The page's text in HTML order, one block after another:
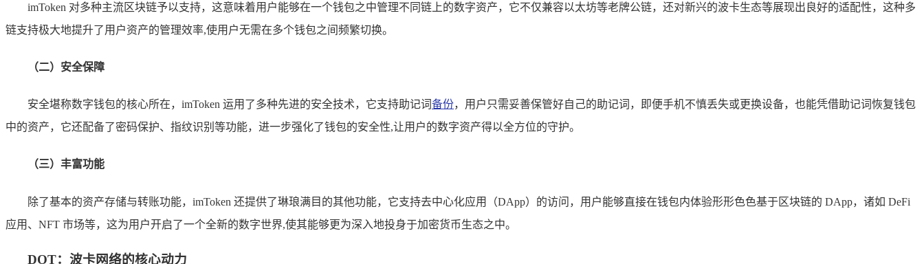
imToken 对多种主流区块链予以支持，这意味着用户能够在一个钱包之中管理不同链上的数字资产，它不仅兼容以太坊等老牌公链，还对新兴的波卡生态等展现出良好的适配性，这种多
链支持极大地提升了用户资产的管理效率,使用户无需在多个钱包之间频繁切换。
（二）安全保障
安全堪称数字钱包的核心所在，imToken 运用了多种先进的安全技术，它支持助记词备份，用户只需妥善保管好自己的助记词，即便手机不慎丢失或更换设备，也能凭借助记词恢复钱包
中的资产，它还配备了密码保护、指纹识别等功能，进一步强化了钱包的安全性,让用户的数字资产得以全方位的守护。
（三）丰富功能
除了基本的资产存储与转账功能，imToken 还提供了琳琅满目的其他功能，它支持去中心化应用（DApp）的访问，用户能够直接在钱包内体验形形色色基于区块链的 DApp，诸如 DeFi
应用、NFT 市场等，这为用户开启了一个全新的数字世界,使其能够更为深入地投身于加密货币生态之中。
DOT：波卡网络的核心动力